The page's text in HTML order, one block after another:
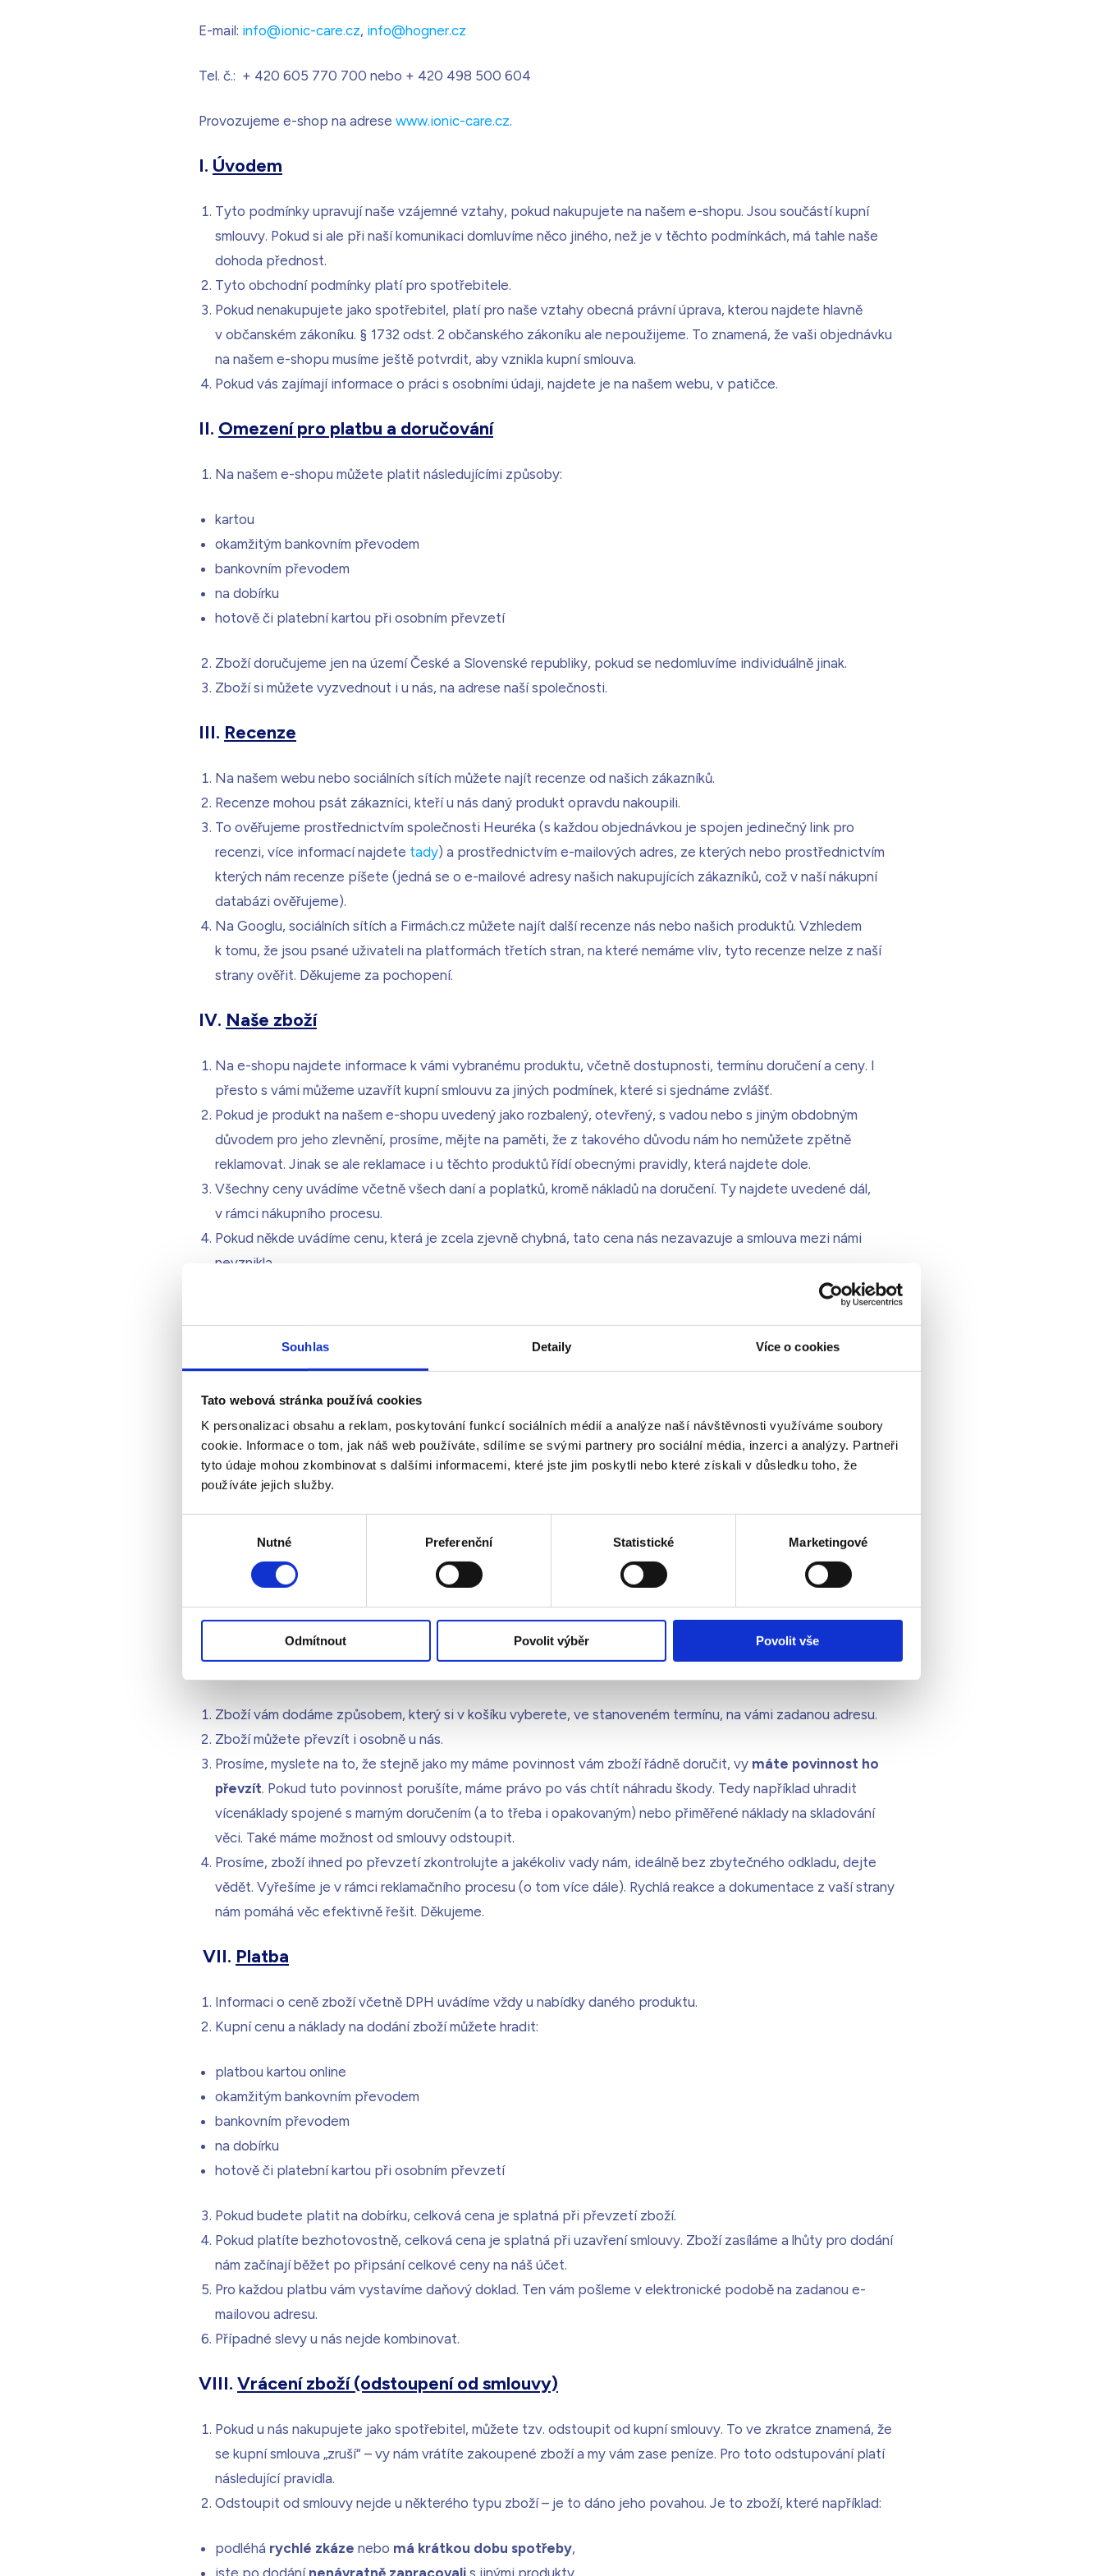
Souhlas Detaily Více o cookies
Tato webová stránka používá cookies
K personalizaci obsahu a reklam, poskytování funkcí sociálních médií a analýze naší návštěvnosti využíváme soubory
cookie. Informace o tom, jak náš web používáte, sdílíme se svými partnery pro sociální média, inzerci a analýzy. Partneři
tyto údaje mohou zkombinovat s dalšími informacemi, které jste jim poskytli nebo které získali v důsledku toho, že
používáte jejich služby.
Nutné Preferenční Statistické Marketingové
Odmítnout Povolit výběr Povolit vše
E-mail: info@ionic-care.cz, info@hogner.cz
Tel. č.: + 420 605 770 700 nebo + 420 498 500 604
Provozujeme e-shop na adrese www.ionic-care.cz.
I. Úvodem
Tyto podmínky upravují naše vzájemné vztahy, pokud nakupujete na našem e-shopu. Jsou součástí kupní
smlouvy. Pokud si ale při naší komunikaci domluvíme něco jiného, než je v těchto podmínkách, má tahle naše
dohoda přednost.
Tyto obchodní podmínky platí pro spotřebitele.
Pokud nenakupujete jako spotřebitel, platí pro naše vztahy obecná právní úprava, kterou najdete hlavně
v občanském zákoníku. § 1732 odst. 2 občanského zákoníku ale nepoužijeme. To znamená, že vaši objednávku
na našem e-shopu musíme ještě potvrdit, aby vznikla kupní smlouva.
Pokud vás zajímají informace o práci s osobními údaji, najdete je na našem webu, v patičce.
II. Omezení pro platbu a doručování
Na našem e-shopu můžete platit následujícími způsoby:
kartou
okamžitým bankovním převodem
bankovním převodem
na dobírku
hotově či platební kartou při osobním převzetí
Zboží doručujeme jen na území České a Slovenské republiky, pokud se nedomluvíme individuálně jinak.
Zboží si můžete vyzvednout i u nás, na adrese naší společnosti.
III. Recenze
Na našem webu nebo sociálních sítích můžete najít recenze od našich zákazníků.
Recenze mohou psát zákazníci, kteří u nás daný produkt opravdu nakoupili.
To ověřujeme prostřednictvím společnosti Heuréka (s každou objednávkou je spojen jedinečný link pro
recenzi, více informací najdete tady) a prostřednictvím e-mailových adres, ze kterých nebo prostřednictvím
kterých nám recenze píšete (jedná se o e-mailové adresy našich nakupujících zákazníků, což v naší nákupní
databázi ověřujeme).
Na Googlu, sociálních sítích a Firmách.cz můžete najít další recenze nás nebo našich produktů. Vzhledem
k tomu, že jsou psané uživateli na platformách třetích stran, na které nemáme vliv, tyto recenze nelze z naší
strany ověřit. Děkujeme za pochopení.
IV. Naše zboží
Na e-shopu najdete informace k vámi vybranému produktu, včetně dostupnosti, termínu doručení a ceny. I
přesto s vámi můžeme uzavřít kupní smlouvu za jiných podmínek, které si sjednáme zvlášť.
Pokud je produkt na našem e-shopu uvedený jako rozbalený, otevřený, s vadou nebo s jiným obdobným
důvodem pro jeho zlevnění, prosíme, mějte na paměti, že z takového důvodu nám ho nemůžete zpětně
reklamovat. Jinak se ale reklamace i u těchto produktů řídí obecnými pravidly, která najdete dole.
Všechny ceny uvádíme včetně všech daní a poplatků, kromě nákladů na doručení. Ty najdete uvedené dál,
v rámci nákupního procesu.
Pokud někde uvádíme cenu, která je zcela zjevně chybná, tato cena nás nezavazuje a smlouva mezi námi
nevznikla.
Požadované zboží vložte do košíku. Provedeme vás objednávkovým procesem krok za krokem.
konečná částka, která obsahuje cenu za zboží a náklady na jeho dodání. Na základě těchto informací vytvoříte
objednávku (dále „Objednávka“).
Před odesláním Objednávky si můžete údaje zkontrolovat a změnit.
Objednávku odešlete proklikem na tlačítko „Dokončit objednávku se závazkem platby“.
můžeme vás kontaktovat s žádostí o dodatečné potvrzení. V takovém případě kupní smlouvu uzavřeme až
okamžikem vzájemného potvrzení této objednávky.
běžných sazeb.
VI.Doručení
Zboží vám dodáme způsobem, který si v košíku vyberete, ve stanoveném termínu, na vámi zadanou adresu.
Zboží můžete převzít i osobně u nás.
Prosíme, myslete na to, že stejně jako my máme povinnost vám zboží řádně doručit, vy máte povinnost ho
převzít. Pokud tuto povinnost porušíte, máme právo po vás chtít náhradu škody. Tedy například uhradit
vícenáklady spojené s marným doručením (a to třeba i opakovaným) nebo přiměřené náklady na skladování
věci. Také máme možnost od smlouvy odstoupit.
Prosíme, zboží ihned po převzetí zkontrolujte a jakékoliv vady nám, ideálně bez zbytečného odkladu, dejte
vědět. Vyřešíme je v rámci reklamačního procesu (o tom více dále). Rychlá reakce a dokumentace z vaší strany
nám pomáhá věc efektivně řešit. Děkujeme.
VII. Platba
Informaci o ceně zboží včetně DPH uvádíme vždy u nabídky daného produktu.
Kupní cenu a náklady na dodání zboží můžete hradit:
platbou kartou online
okamžitým bankovním převodem
bankovním převodem
na dobírku
hotově či platební kartou při osobním převzetí
Pokud budete platit na dobírku, celková cena je splatná při převzetí zboží.
Pokud platíte bezhotovostně, celková cena je splatná při uzavření smlouvy. Zboží zasíláme a lhůty pro dodání
nám začínají běžet po připsání celkové ceny na náš účet.
Pro každou platbu vám vystavíme daňový doklad. Ten vám pošleme v elektronické podobě na zadanou e-
mailovou adresu.
Případné slevy u nás nejde kombinovat.
VIII. Vrácení zboží (odstoupení od smlouvy)
Pokud u nás nakupujete jako spotřebitel, můžete tzv. odstoupit od kupní smlouvy. To ve zkratce znamená, že
se kupní smlouva „zruší“ – vy nám vrátíte zakoupené zboží a my vám zase peníze. Pro toto odstupování platí
následující pravidla.
Odstoupit od smlouvy nejde u některého typu zboží – je to dáno jeho povahou. Je to zboží, které například:
podléhá rychlé zkáze nebo má krátkou dobu spotřeby,
jste po dodání nenávratně zapracovali s jinými produkty,